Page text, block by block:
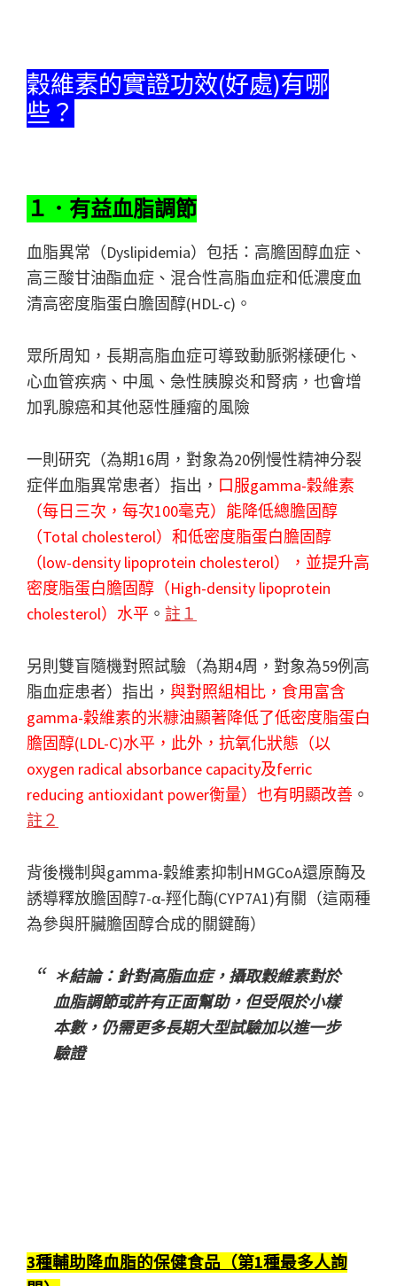
穀維素的實證功效(好處)有哪
些？
１．有益血脂調節
血脂異常（Dyslipidemia）包括：高膽固醇血症、
高三酸甘油酯血症、混合性高脂血症和低濃度血
清高密度脂蛋白膽固醇(HDL-c)。
眾所周知，長期高脂血症可導致動脈粥樣硬化、
心血管疾病、中風、急性胰腺炎和腎病，也會增
加乳腺癌和其他惡性腫瘤的風險
一則研究（為期16周，對象為20例慢性精神分裂
症伴血脂異常患者）指出， 口服gamma-穀維素
（每日三次，每次100毫克）能降低總膽固醇
（Total cholesterol）和低密度脂蛋白膽固醇
（low-density lipoprotein cholesterol），並提升高
密度脂蛋白膽固醇（High-density lipoprotein
cholesterol）水平 。 註１
另則雙盲隨機對照試驗（為期4周，對象為59例高
脂血症患者）指出， 與對照組相比，食用富含
gamma-穀維素的米糠油顯著降低了低密度脂蛋白
膽固醇(LDL-C)水平，此外，抗氧化狀態（以
oxygen radical absorbance capacity及ferric
reducing antioxidant power衡量）也有明顯改善 。
註２
背後機制與gamma-穀維素抑制HMGCoA還原酶及
誘導釋放膽固醇7-α-羥化酶(CYP7A1)有關（這兩種
為參與肝臟膽固醇合成的關鍵酶）
＊結論：針對高脂血症，攝取穀維素對於
血脂調節或許有正面幫助，但受限於小樣
本數，仍需更多長期大型試驗加以進一步
驗證
3種輔助降血脂的保健食品（第1種最多人詢